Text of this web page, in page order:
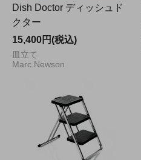
Dish Doctor ディッシュド
クター
15,400円(税込)
皿立て
Marc Newson